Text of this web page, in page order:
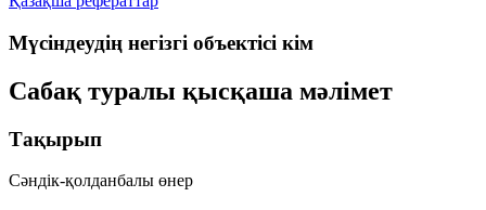
Мүсіндеудің негізгі объектісі кім
Сабақ туралы қысқаша мәлімет
Тақырып
Сәндік-қолданбалы өнер